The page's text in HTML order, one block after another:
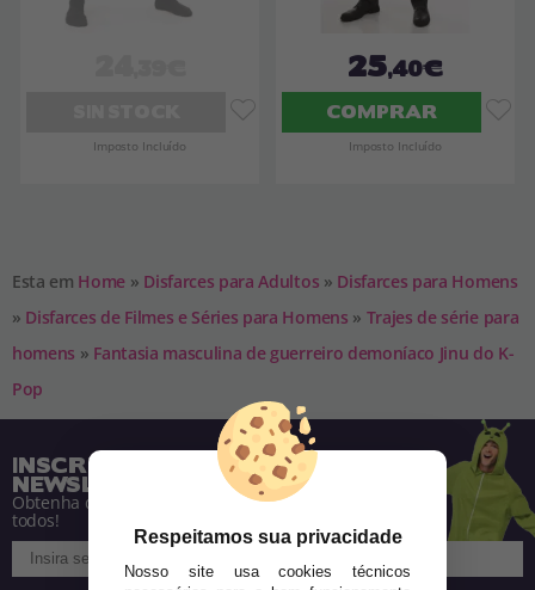
Imposto Incluído
25,40€
COMPRAR
Imposto Incluído
Esta em Home » Disfarces para Adultos » Disfarces para Homens
» Disfarces de Filmes e Séries para Homens » Trajes de série para
homens » Fantasia masculina de guerreiro demoníaco Jinu do K-
Pop
INSCREVA-SE NA NOSSA
NEWSLETTER
Obtenha descontos e saiba de tudo antes de
todos!
Respeitamos sua privacidade
Nosso site usa cookies técnicos